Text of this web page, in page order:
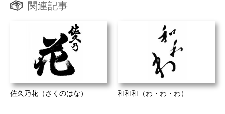
関連記事
佐久乃花（さくのはな） 和和和（わ・わ・わ）